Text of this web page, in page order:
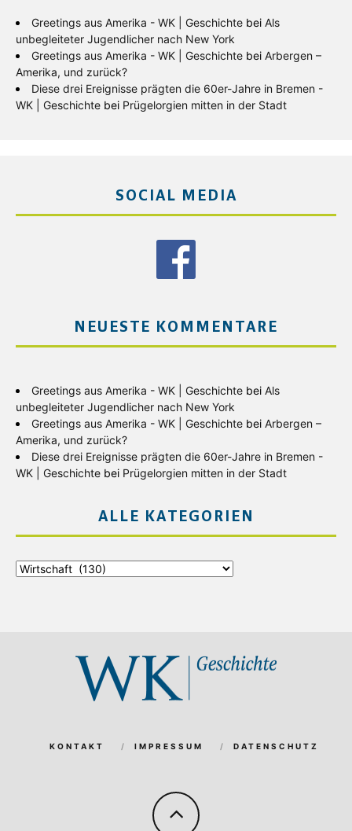
Greetings aus Amerika - WK | Geschichte bei Als
unbegleiteter Jugendlicher nach New York
Greetings aus Amerika - WK | Geschichte bei Arbergen –
Amerika, und zurück?
Diese drei Ereignisse prägten die 60er-Jahre in Bremen -
WK | Geschichte bei Prügelorgien mitten in der Stadt
SOCIAL MEDIA
NEUESTE KOMMENTARE
Greetings aus Amerika - WK | Geschichte bei Als
unbegleiteter Jugendlicher nach New York
Greetings aus Amerika - WK | Geschichte bei Arbergen –
Amerika, und zurück?
Diese drei Ereignisse prägten die 60er-Jahre in Bremen -
WK | Geschichte bei Prügelorgien mitten in der Stadt
ALLE KATEGORIEN
Alle
KONTAKT IMPRESSUM DATENSCHUTZ